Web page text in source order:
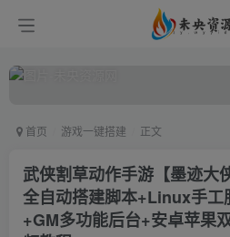
首页 游戏一键搭建 正文
武侠割草动作手游【墨迹大
全自动搭建脚本+Linux手工
+GM多功能后台+安卓苹果